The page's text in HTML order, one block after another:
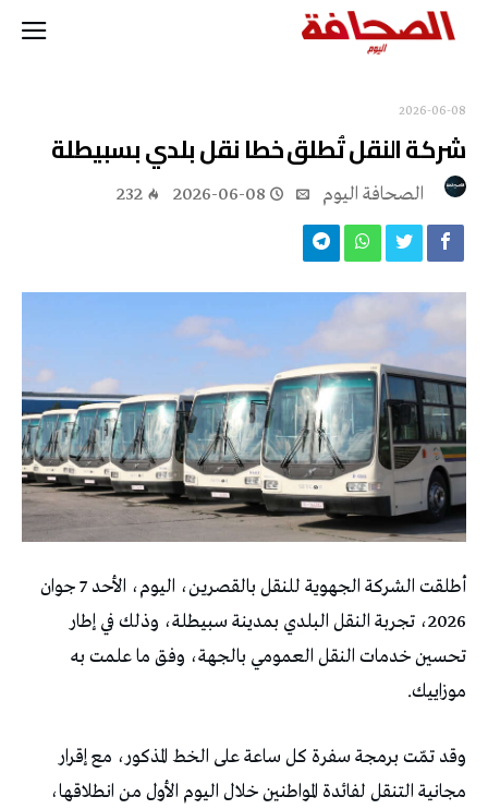
2026-06-08
شركة النقل تُطلق خطا نقل بلدي بسبيطلة
2026-06-08
232
أطلقت الشركة الجهوية للنقل بالقصرين، اليوم، الأحد 7 جوان
2026، تجربة النقل البلدي بمدينة سبيطلة، وذلك في إطار
تحسين خدمات النقل العمومي بالجهة، وفق ما علمت به
موزاييك.
وقد تمّت برمجة سفرة كل ساعة على الخط المذكور، مع إقرار
مجانية التنقل لفائدة المواطنين خلال اليوم الأول من انطلاقها،